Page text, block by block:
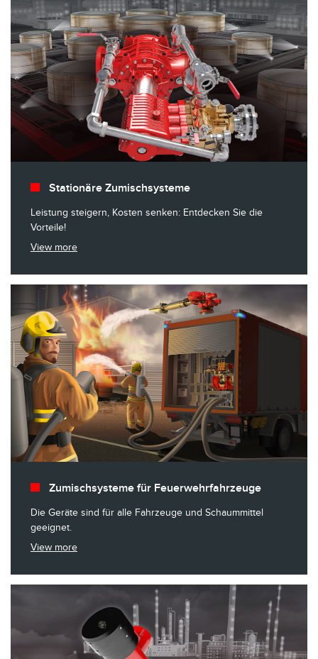
Stationäre Zumischsysteme
Leistung steigern, Kosten senken: Entdecken Sie die
Vorteile!
View more
Zumischsysteme für Feuerwehrfahrzeuge
Die Geräte sind für alle Fahrzeuge und Schaummittel
geeignet.
View more